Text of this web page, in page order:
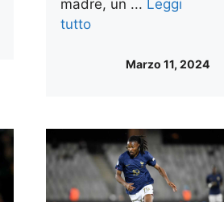
madre, un ... Leggi
tutto
Marzo 11, 2024